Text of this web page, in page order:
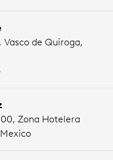
de Quiroga,
Zona Hotelera
Mexico